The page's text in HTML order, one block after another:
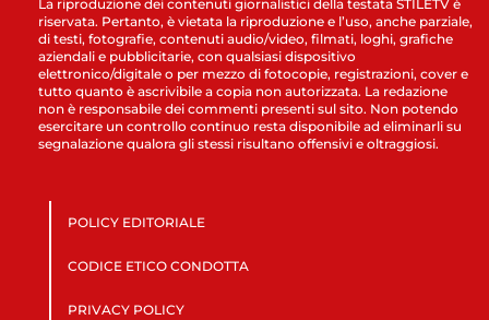
La riproduzione dei contenuti giornalistici della testata STILETV è
riservata. Pertanto, è vietata la riproduzione e l’uso, anche parziale,
di testi, fotografie, contenuti audio/video, filmati, loghi, grafiche
aziendali e pubblicitarie, con qualsiasi dispositivo
elettronico/digitale o per mezzo di fotocopie, registrazioni, cover e
tutto quanto è ascrivibile a copia non autorizzata. La redazione
non è responsabile dei commenti presenti sul sito. Non potendo
esercitare un controllo continuo resta disponibile ad eliminarli su
segnalazione qualora gli stessi risultano offensivi e oltraggiosi.
POLICY EDITORIALE
CODICE ETICO CONDOTTA
PRIVACY POLICY